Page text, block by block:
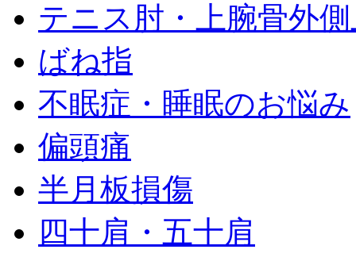
テニス肘・上腕骨外
ばね指
不眠症・睡眠のお悩み
偏頭痛
半月板損傷
四十肩・五十肩